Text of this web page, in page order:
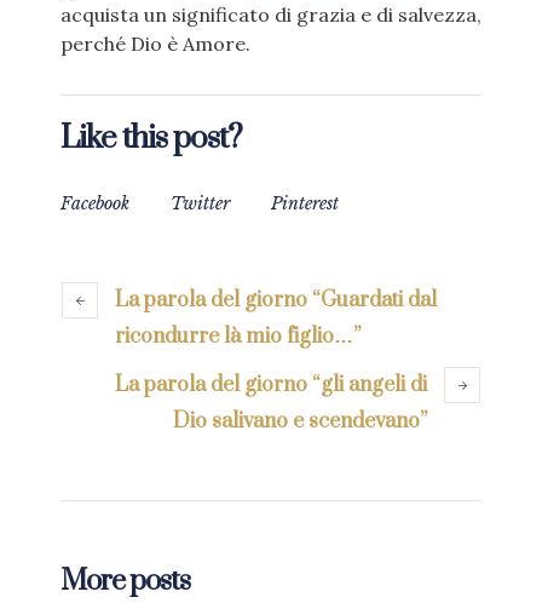
acquista un significato di grazia e di salvezza,
perché Dio è Amore.
Like this post?
Facebook Twitter Pinterest
La parola del giorno “Guardati dal
ricondurre là mio figlio…”
La parola del giorno “gli angeli di
Dio salivano e scendevano”
More posts